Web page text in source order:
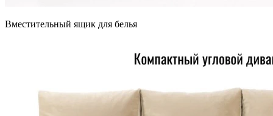
Вместительный ящик для белья